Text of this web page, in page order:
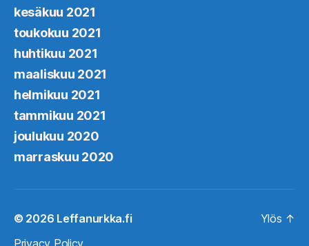
kesäkuu 2021
toukokuu 2021
huhtikuu 2021
maaliskuu 2021
helmikuu 2021
tammikuu 2021
joulukuu 2020
marraskuu 2020
© 2026 Leffanurkka.fi
Ylös ↑